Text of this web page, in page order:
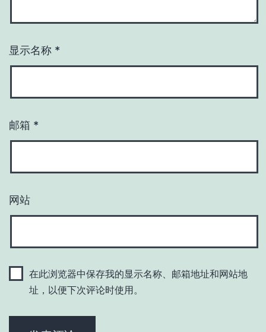
显示名称 *
邮箱 *
网站
在此浏览器中保存我的显示名称、邮箱地址和网站地
址，以便下次评论时使用。